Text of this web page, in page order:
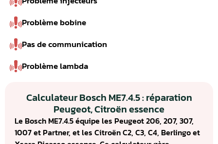
Problème bobine
Pas de communication
Problème lambda
Calculateur Bosch ME7.4.5 : réparation
Peugeot, Citroën essence
Le Bosch ME7.4.5 équipe les Peugeot 206, 207, 307,
1007 et Partner, et les Citroën C2, C3, C4, Berlingo et